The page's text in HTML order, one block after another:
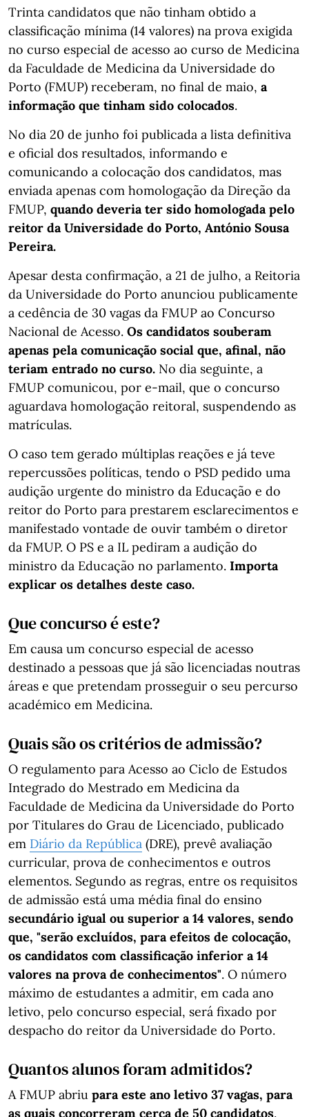
Trinta candidatos que não tinham obtido a
classificação mínima (14 valores) na prova exigida
no curso especial de acesso ao curso de Medicina
da Faculdade de Medicina da Universidade do
Porto (FMUP) receberam, no final de maio, a
informação que tinham sido colocados.
No dia 20 de junho foi publicada a lista definitiva
e oficial dos resultados, informando e
comunicando a colocação dos candidatos, mas
enviada apenas com homologação da Direção da
FMUP, quando deveria ter sido homologada pelo
reitor da Universidade do Porto, António Sousa
Pereira.
Apesar desta confirmação, a 21 de julho, a Reitoria
da Universidade do Porto anunciou publicamente
a cedência de 30 vagas da FMUP ao Concurso
Nacional de Acesso. Os candidatos souberam
apenas pela comunicação social que, afinal, não
teriam entrado no curso. No dia seguinte, a
FMUP comunicou, por e-mail, que o concurso
aguardava homologação reitoral, suspendendo as
matrículas.
O caso tem gerado múltiplas reações e já teve
repercussões políticas, tendo o PSD pedido uma
audição urgente do ministro da Educação e do
reitor do Porto para prestarem esclarecimentos e
manifestado vontade de ouvir também o diretor
da FMUP. O PS e a IL pediram a audição do
ministro da Educação no parlamento. Importa
explicar os detalhes deste caso.
Que concurso é este?
Em causa um concurso especial de acesso
destinado a pessoas que já são licenciadas noutras
áreas e que pretendam prosseguir o seu percurso
académico em Medicina.
Quais são os critérios de admissão?
O regulamento para Acesso ao Ciclo de Estudos
Integrado do Mestrado em Medicina da
Faculdade de Medicina da Universidade do Porto
por Titulares do Grau de Licenciado, publicado
em Diário da República (DRE), prevê avaliação
curricular, prova de conhecimentos e outros
elementos. Segundo as regras, entre os requisitos
de admissão está uma média final do ensino
secundário igual ou superior a 14 valores, sendo
que, "serão excluídos, para efeitos de colocação,
os candidatos com classificação inferior a 14
valores na prova de conhecimentos". O número
máximo de estudantes a admitir, em cada ano
letivo, pelo concurso especial, será fixado por
despacho do reitor da Universidade do Porto.
Quantos alunos foram admitidos?
A FMUP abriu para este ano letivo 37 vagas, para
as quais concorreram cerca de 50 candidatos.